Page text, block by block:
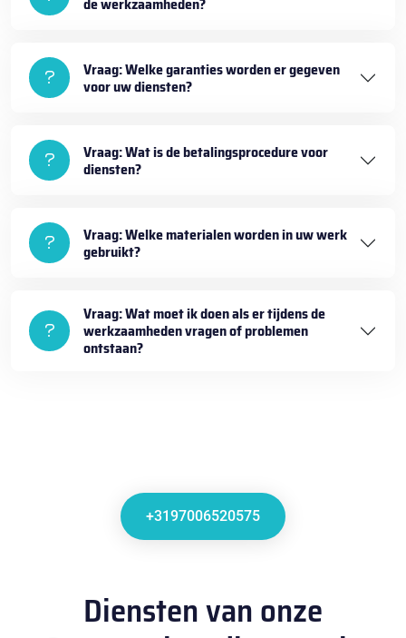
Vraag: Welke garanties worden er gegeven
voor uw diensten?
Vraag: Wat is de betalingsprocedure voor
diensten?
Vraag: Welke materialen worden in uw werk
gebruikt?
Vraag: Wat moet ik doen als er tijdens de
werkzaamheden vragen of problemen
ontstaan?
+3197006520575
Diensten van onze